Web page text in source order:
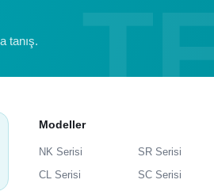
tanış.
Modeller
NK Serisi
SR Serisi
CL Serisi
SC Serisi